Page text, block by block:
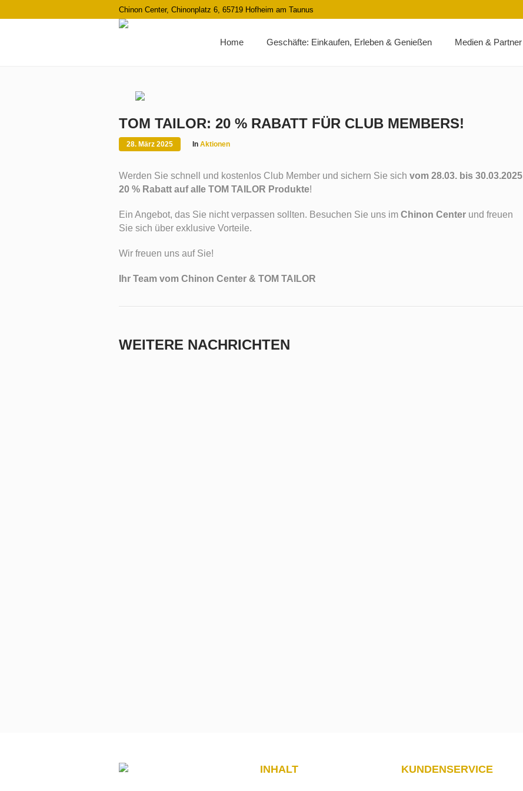
Chinon Center, Chinonplatz 6, 65719 Hofheim am Taunus
Home Geschäfte: Einkaufen, Erleben & Genießen Medien & Partner
TOM TAILOR: 20 % RABATT FÜR CLUB MEMBERS!
28. März 2025 In Aktionen
Werden Sie schnell und kostenlos Club Member und sichern Sie sich vom 28.03. bis 30.03.2025
20 % Rabatt auf alle TOM TAILOR Produkte!
Ein Angebot, das Sie nicht verpassen sollten. Besuchen Sie uns im Chinon Center und freuen
Sie sich über exklusive Vorteile.
Wir freuen uns auf Sie!
Ihr Team vom Chinon Center & TOM TAILOR
WEITERE NACHRICHTEN
INHALT KUNDENSERVICE